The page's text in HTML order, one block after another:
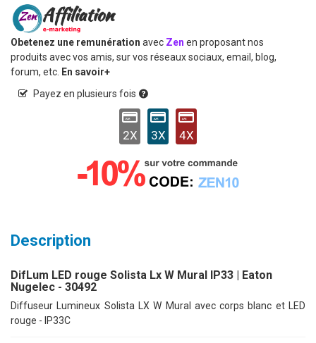
Obetenez une remunération avec Zen en proposant nos
produits avec vos amis, sur vos réseaux sociaux, email, blog,
forum, etc. En savoir+
Payez en plusieurs fois
2X 3X 4X
Description
DifLum LED rouge Solista Lx W Mural IP33 | Eaton
Nugelec - 30492
Diffuseur Lumineux Solista LX W Mural avec corps blanc et LED
rouge - IP33C